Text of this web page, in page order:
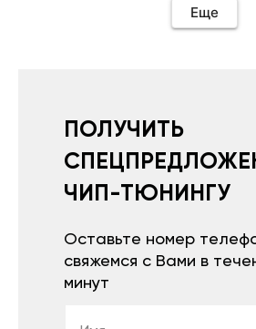
Еще
ПОЛУЧИТЬ
ЧИП-ТЮНИНГУ
Оставьте номер
свяжемся с Вами в
минут